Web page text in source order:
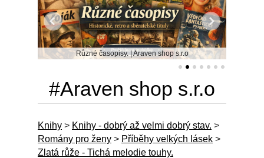
Různé časopisy. | Araven shop s.r.o
#Araven shop s.r.o
Knihy > Knihy - dobrý až velmi dobrý stav. >
Romány pro ženy > Příběhy velkých lásek >
Zlatá růže - Tichá melodie touhy.